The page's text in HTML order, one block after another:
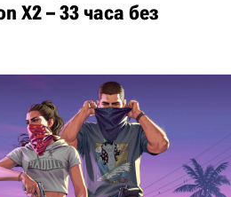
X2 – 33 часа без